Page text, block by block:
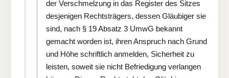
der Verschmelzung in das Register des Sitzes
desjenigen Rechtsträgers, dessen Gläubiger sie
sind, nach § 19 Absatz 3 UmwG bekannt
gemacht worden ist, ihren Anspruch nach Grund
und Höhe schriftlich anmelden, Sicherheit zu
leisten, soweit sie nicht Befriedigung verlangen